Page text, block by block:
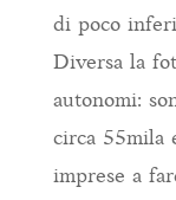
di poco
Diversa la
autonomi:
circa 55mila
imprese a